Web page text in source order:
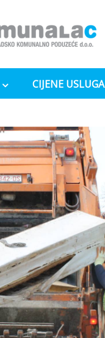
CIJENE USLUGA